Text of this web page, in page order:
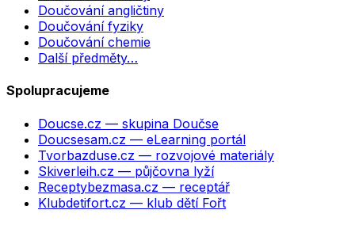
Doučování angličtiny
Doučování fyziky
Doučování chemie
Další předměty…
Spolupracujeme
Doucse.cz — skupina Doučse
Doucsesam.cz — eLearning portál
Tvorbazduse.cz — rozvojové materiály
Skiverleih.cz — půjčovna lyží
Receptybezmasa.cz — receptář
Klubdetifort.cz — klub dětí Fořt